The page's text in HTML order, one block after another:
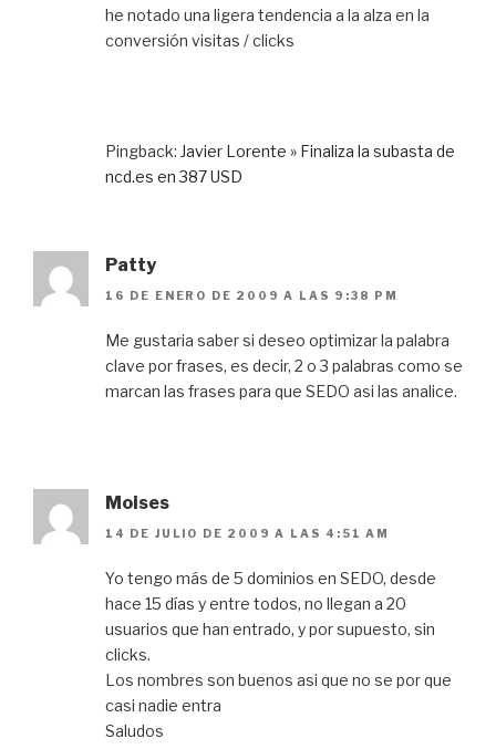
he notado una ligera tendencia a la alza en la
conversión visitas / clicks
Pingback: Javier Lorente » Finaliza la subasta de
ncd.es en 387 USD
Patty
16 DE ENERO DE 2009 A LAS 9:38 PM
Me gustaria saber si deseo optimizar la palabra
clave por frases, es decir, 2 o 3 palabras como se
marcan las frases para que SEDO asi las analice.
Moises
14 DE JULIO DE 2009 A LAS 4:51 AM
Yo tengo más de 5 dominios en SEDO, desde
hace 15 días y entre todos, no llegan a 20
usuarios que han entrado, y por supuesto, sin
clicks.
Los nombres son buenos asi que no se por que
casi nadie entra
Saludos